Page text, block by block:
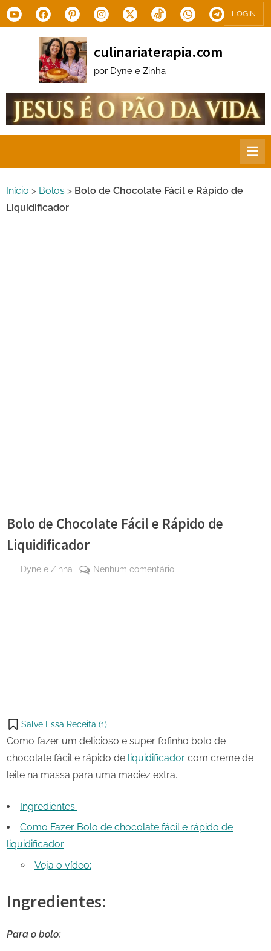
Skip
to
YoutubeFacebookPinterestInstagram
X.com Tiktok WhatsAppTelegram
LOGIN
culinariaterapia.com
por Dyne e Zinha
Início > Bolos > Bolo de Chocolate Fácil e Rápido de
Liquidificador
Bolo de Chocolate Fácil e Rápido de
Liquidificador
By
Dyne e Zinha Nenhum comentárioem
on
X
Salve Essa Receita (1)
Como fazer um delicioso e super fofinho bolo de
chocolate fácil e rápido de liquidificador com creme de
leite na massa para uma maciez extra.
Ingredientes:
Como Fazer Bolo de chocolate fácil e rápido de
liquidificador
Veja o vídeo:
Ingredientes:
Para o bolo: